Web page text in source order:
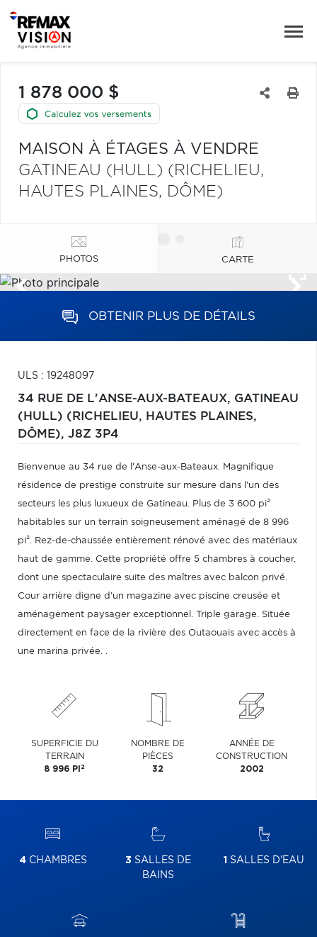
1 878 000 $
MAISON À ÉTAGES À VENDRE
GATINEAU (HULL) (RICHELIEU,
HAUTES PLAINES, DÔME)
PHOTOS CARTE
OBTENIR PLUS DE DÉTAILS
ULS : 19248097
34 RUE DE L'ANSE-AUX-BATEAUX, GATINEAU
(HULL) (RICHELIEU, HAUTES PLAINES,
DÔME), J8Z 3P4
Bienvenue au 34 rue de l'Anse-aux-Bateaux. Magnifique
résidence de prestige construite sur mesure dans l'un des
secteurs les plus luxueux de Gatineau. Plus de 3 600 pi²
habitables sur un terrain soigneusement aménagé de 8 996
pi². Rez-de-chaussée entièrement rénové avec des matériaux
haut de gamme. Cette propriété offre 5 chambres à coucher,
dont une spectaculaire suite des maîtres avec balcon privé.
Cour arrière digne d'un magazine avec piscine creusée et
aménagement paysager exceptionnel. Triple garage. Située
directement en face de la rivière des Outaouais avec accès à
une marina privée. .
SUPERFICIE DU
TERRAIN
8 996 PI 2
NOMBRE DE
PIÈCES
32
ANNÉE DE
CONSTRUCTION
2002
4CHAMBRES 3 SALLES DE
BAINS
1 SALLES D'EAU